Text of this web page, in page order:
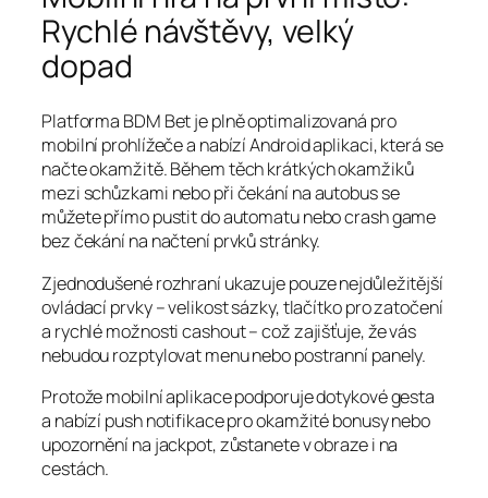
Rychlé návštěvy, velký
dopad
Platforma BDM Bet je plně optimalizovaná pro
mobilní prohlížeče a nabízí Android aplikaci, která se
načte okamžitě. Během těch krátkých okamžiků
mezi schůzkami nebo při čekání na autobus se
můžete přímo pustit do automatu nebo crash game
bez čekání na načtení prvků stránky.
Zjednodušené rozhraní ukazuje pouze nejdůležitější
ovládací prvky – velikost sázky, tlačítko pro zatočení
a rychlé možnosti cashout – což zajišťuje, že vás
nebudou rozptylovat menu nebo postranní panely.
Protože mobilní aplikace podporuje dotykové gesta
a nabízí push notifikace pro okamžité bonusy nebo
upozornění na jackpot, zůstanete v obraze i na
cestách.